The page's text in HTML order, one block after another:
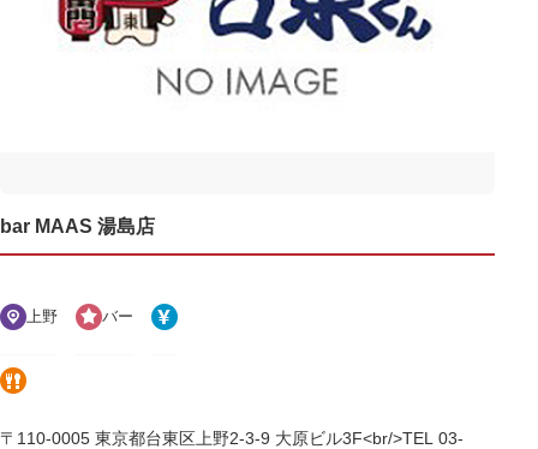
bar MAAS 湯島店
上野 バー
〒110-0005 東京都台東区上野2-3-9 大原ビル3F<br/>TEL 03-